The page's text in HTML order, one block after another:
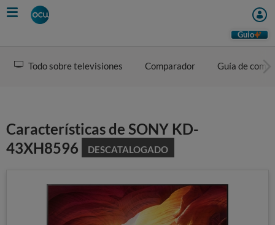
Skip
to
Guio
Todo sobre televisiones Comparador Guía de
Características de SONY KD-
43XH8596
DESCATALOGADO